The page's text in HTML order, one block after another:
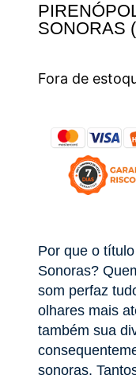
SONORAS
Fora de
Por que o
Sonoras?
som perfaz
olhares mais
também sua
sonoras.